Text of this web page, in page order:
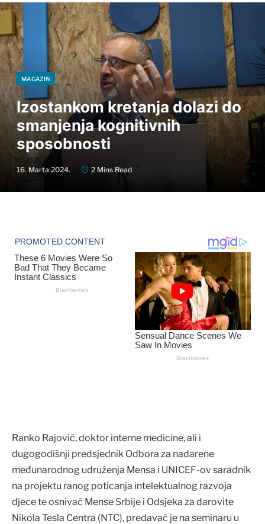
MAGAZIN
Izostankom kretanja dolazi do
smanjenja kognitivnih
sposobnosti
16. Marta 2024. 2 Mins Read
Ranko Rajović, doktor interne medicine, ali i
dugogodišnji predsjednik Odbora za nadarene
međunarodnog udruženja Mensa i UNICEF-ov saradnik
na projektu ranog poticanja intelektualnog razvoja
djece te osnivač Mense Srbije i Odsjeka za darovite
Nikola Tesla Centra (NTC), predavač je na seminaru u